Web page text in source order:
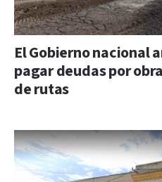
El Gobierno nacional
pagar deudas por
de rutas